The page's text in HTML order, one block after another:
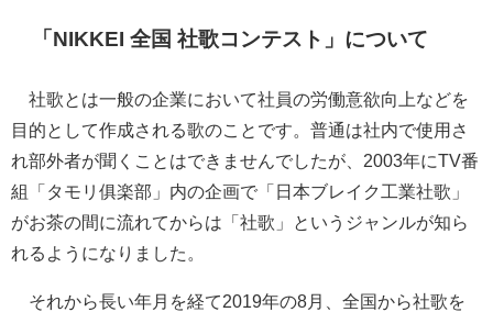
「NIKKEI 全国 社歌コンテスト」について
社歌とは一般の企業において社員の労働意欲向上などを
目的として作成される歌のことです。普通は社内で使用さ
れ部外者が聞くことはできませんでしたが、2003年にTV番
組「タモリ俱楽部」内の企画で「日本ブレイク工業社歌」
がお茶の間に流れてからは「社歌」というジャンルが知ら
れるようになりました。
それから長い年月を経て2019年の8月、全国から社歌を